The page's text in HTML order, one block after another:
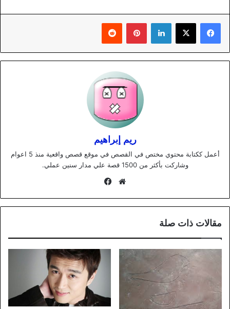
لينكدإن بينتيريست
ريم إبراهيم
أعمل ككتابة محتوي مختص في القصص في موقع قصص واقعية منذ 5 اعوام
وشاركت بأكثر من 1500 قصة علي مدار سنين عملي.
موقع
مقالات ذات صلة